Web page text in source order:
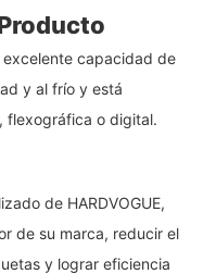
capacidad de
y al frío y está
flexográfica o digital.
de HARDVOGUE,
de su marca, reducir el
y lograr eficiencia